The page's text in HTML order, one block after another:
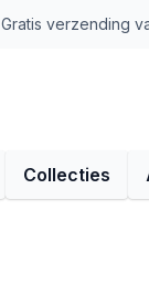
Gratis verzending
Collecties